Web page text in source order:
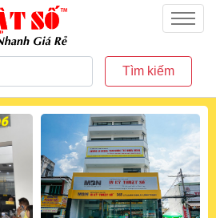
Menu
Tìm kiếm